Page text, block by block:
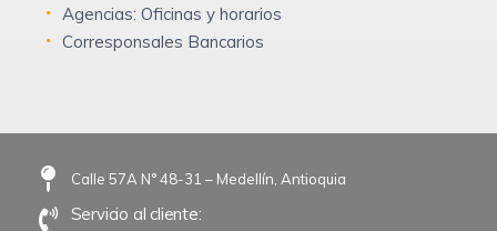
Agencias: Oficinas y horarios
Corresponsales Bancarios
Calle 57A N° 48-31 – Medellín, Antioquia
Servicio al cliente: